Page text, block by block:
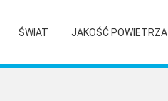
ŚWIAT JAKOŚĆ POWIETRZA